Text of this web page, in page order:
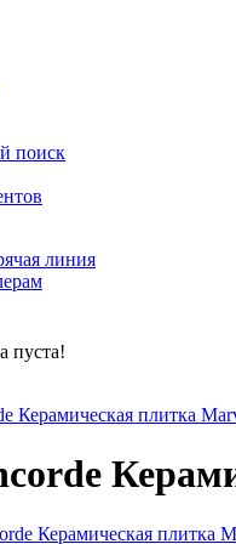
поиск
линия
пуста!
Керамическая плитка